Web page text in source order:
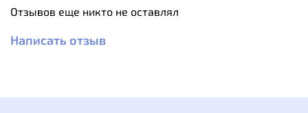
Материалом штанов служит трехслойная мембрана,
которая защищает от воды и ветра. Верхний слой
прочный рипстоп, средняя часть – мембрана с
хорошей паропроницаемостью. Внутренний слой
Отзывов еще никто не оставлял
Написать отзыв